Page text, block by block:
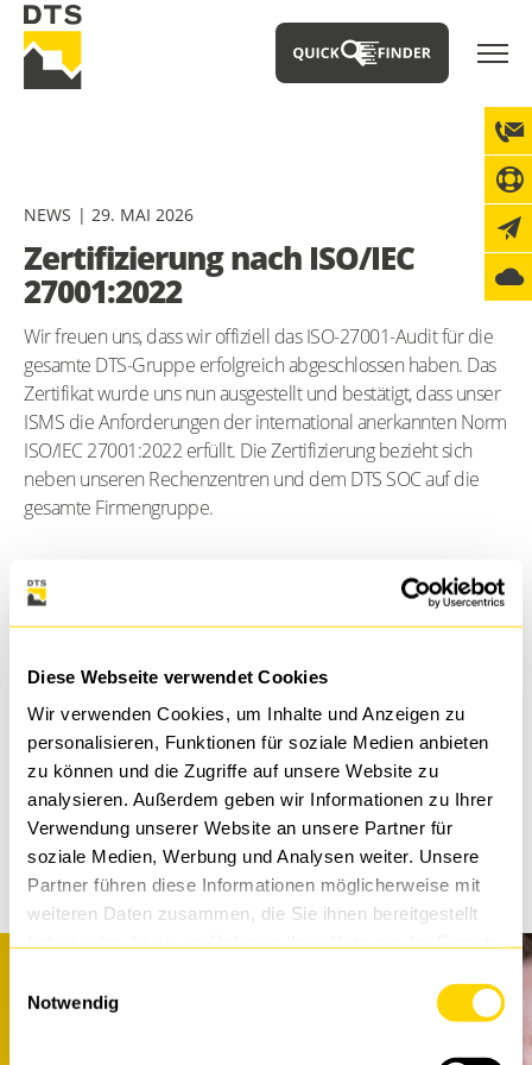
Diese Webseite verwendet Cookies
Wir verwenden Cookies, um Inhalte und Anzeigen zu
personalisieren, Funktionen für soziale Medien anbieten
zu können und die Zugriffe auf unsere Website zu
analysieren. Außerdem geben wir Informationen zu Ihrer
Verwendung unserer Website an unsere Partner für
soziale Medien, Werbung und Analysen weiter. Unsere
Partner führen diese Informationen möglicherweise mit
weiteren Daten zusammen, die Sie ihnen bereitgestellt
Notwendig
NEWS 29. MAI 2026
Zertifizierung nach ISO/IEC
27001:2022
Wir freuen uns, dass wir offiziell das ISO-27001-Audit für die
gesamte DTS-Gruppe erfolgreich abgeschlossen haben. Das
Zertifikat wurde uns nun ausgestellt und bestätigt, dass unser
ISMS die Anforderungen der international anerkannten Norm
ISO/IEC 27001:2022 erfüllt. Die Zertifizierung bezieht sich
neben unseren Rechenzentren und dem DTS SOC auf die
gesamte Firmengruppe.
ZURÜCK
TEILEN